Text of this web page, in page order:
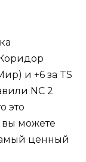
и +6 за TS
NC 2
это
можете
ценный